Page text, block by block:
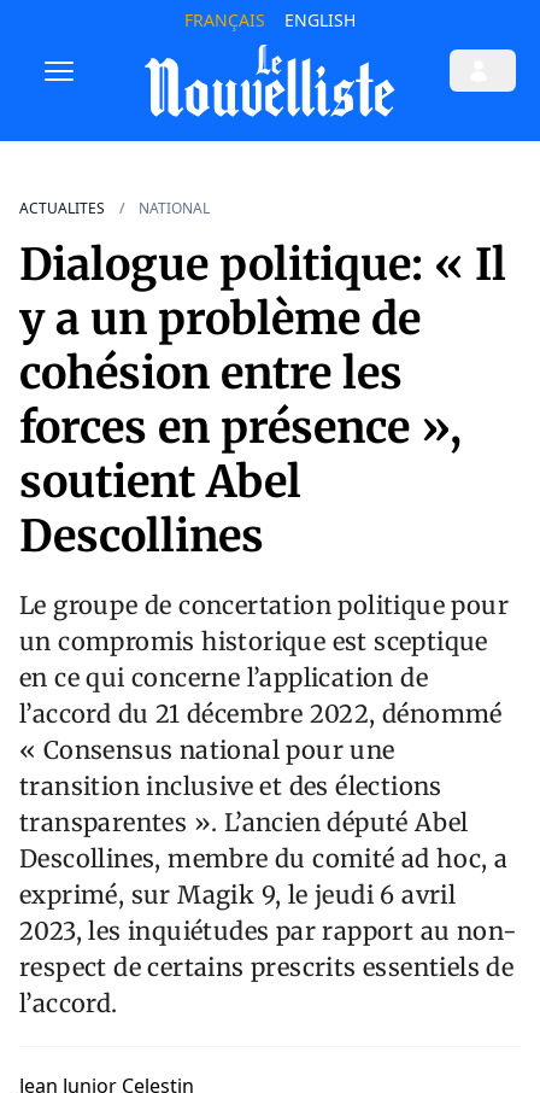
FRANÇAIS ENGLISH
ACTUALITES NATIONAL
Dialogue politique: « Il
y a un problème de
cohésion entre les
forces en présence »,
soutient Abel
Descollines
Le groupe de concertation politique pour
un compromis historique est sceptique
en ce qui concerne l’application de
l’accord du 21 décembre 2022, dénommé
« Consensus national pour une
transition inclusive et des élections
transparentes ». L’ancien député Abel
Descollines, membre du comité ad hoc, a
exprimé, sur Magik 9, le jeudi 6 avril
2023, les inquiétudes par rapport au non-
respect de certains prescrits essentiels de
l’accord.
Jean Junior Celestin